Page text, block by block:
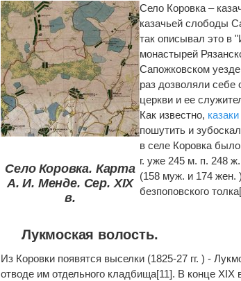
Село Коровка. Карта
А. И. Менде. Сер. XIX
в.
Село Коровка –
казачьей слободы
так описывал это в
монастырей
Сапожковском
раз дозволяли себе
церкви и ее
Как известно, казаки
пошутить и
в селе Коровка
г. уже 245 м. п. 248
(158 муж. и 174 жен.
безпоповского
Лукмоская волость.
Из Коровки появятся выселки (1825-27 гг. ) -
отводе им отдельного кладбища[11]. В конце